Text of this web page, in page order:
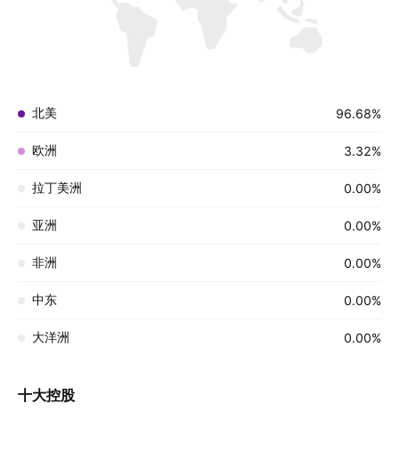
北美 96.68%
欧洲 3.32%
拉丁美洲 0.00%
亚洲 0.00%
非洲 0.00%
中东 0.00%
大洋洲 0.00%
十大控股